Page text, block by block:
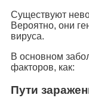
Существуют
Вероятно, они
вируса.
В основном
факторов, как:
Пути